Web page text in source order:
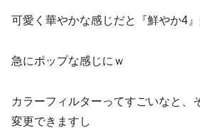
可愛く華やかな感じだと『鮮やか4
急にポップな感じにｗ
カラーフィルターってすごいなと、
変更できますし